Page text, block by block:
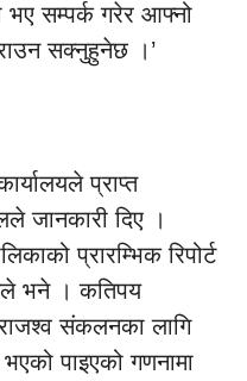
सम्पर्क गरेर आफ्नो
सक्नुहुनेछ ।’
प्राप्त
जानकारी दिए ।
प्रारम्भिक रिपोर्ट
भने । कतिपय
संकलनका लागि
पाइएको गणनामा